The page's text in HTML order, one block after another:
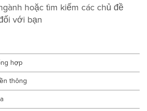
hoặc tìm kiếm các chủ đề
với bạn
hợp
thông